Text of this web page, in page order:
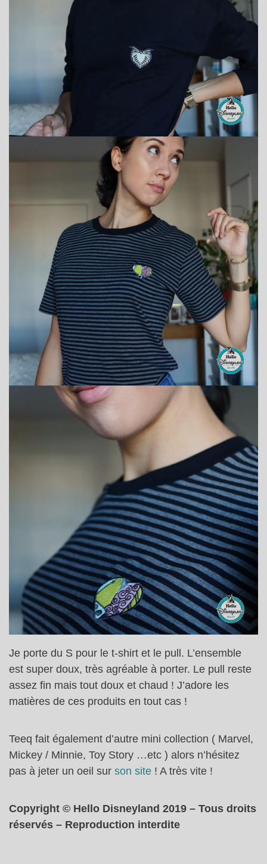
Je porte du S pour le t-shirt et le pull. L’ensemble
est super doux, très agréable à porter. Le pull reste
assez fin mais tout doux et chaud ! J’adore les
matières de ces produits en tout cas !
Teeq fait également d’autre mini collection ( Marvel,
Mickey / Minnie, Toy Story …etc ) alors n’hésitez
pas à jeter un oeil sur son site ! A très vite !
Copyright © Hello Disneyland 2019 – Tous droits
réservés – Reproduction interdite